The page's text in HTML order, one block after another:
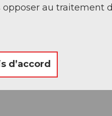
au traitement
d’accord